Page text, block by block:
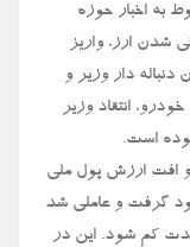
به اخبار حوزه
شدن ارز، واریز
دار وزیر و
انتقاد وزیر
است.
افت ارزش پول ملی
گرفت و عاملی شد
کم شود. این در